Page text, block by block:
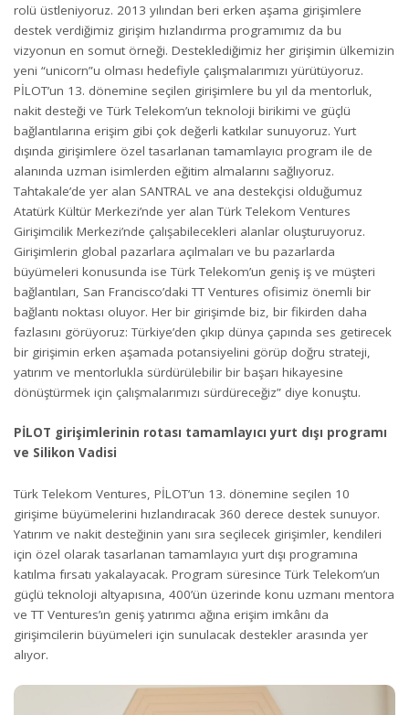
rolü üstleniyoruz. 2013 yılından beri erken aşama girişimlere
destek verdiğimiz girişim hızlandırma programımız da bu
vizyonun en somut örneği. Desteklediğimiz her girişimin ülkemizin
yeni “unicorn”u olması hedefiyle çalışmalarımızı yürütüyoruz.
PİLOT’un 13. dönemine seçilen girişimlere bu yıl da mentorluk,
nakit desteği ve Türk Telekom’un teknoloji birikimi ve güçlü
bağlantılarına erişim gibi çok değerli katkılar sunuyoruz. Yurt
dışında girişimlere özel tasarlanan tamamlayıcı program ile de
alanında uzman isimlerden eğitim almalarını sağlıyoruz.
Tahtakale’de yer alan SANTRAL ve ana destekçisi olduğumuz
Atatürk Kültür Merkezi’nde yer alan Türk Telekom Ventures
Girişimcilik Merkezi’nde çalışabilecekleri alanlar oluşturuyoruz.
Girişimlerin global pazarlara açılmaları ve bu pazarlarda
büyümeleri konusunda ise Türk Telekom’un geniş iş ve müşteri
bağlantıları, San Francisco’daki TT Ventures ofisimiz önemli bir
bağlantı noktası oluyor. Her bir girişimde biz, bir fikirden daha
fazlasını görüyoruz: Türkiye’den çıkıp dünya çapında ses getirecek
bir girişimin erken aşamada potansiyelini görüp doğru strateji,
yatırım ve mentorlukla sürdürülebilir bir başarı hikayesine
dönüştürmek için çalışmalarımızı sürdüreceğiz” diye konuştu.
PİLOT girişimlerinin rotası tamamlayıcı yurt dışı programı
ve Silikon Vadisi
Türk Telekom Ventures, PİLOT’un 13. dönemine seçilen 10
girişime büyümelerini hızlandıracak 360 derece destek sunuyor.
Yatırım ve nakit desteğinin yanı sıra seçilecek girişimler, kendileri
için özel olarak tasarlanan tamamlayıcı yurt dışı programına
katılma fırsatı yakalayacak. Program süresince Türk Telekom’un
güçlü teknoloji altyapısına, 400’ün üzerinde konu uzmanı mentora
ve TT Ventures’ın geniş yatırımcı ağına erişim imkânı da
girişimcilerin büyümeleri için sunulacak destekler arasında yer
alıyor.